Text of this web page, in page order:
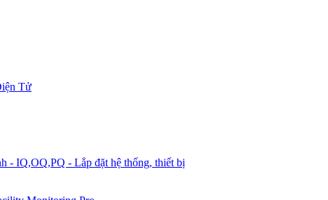
Tử
- IQ,OQ,PQ - Lắp đặt hệ thống, thiết bị